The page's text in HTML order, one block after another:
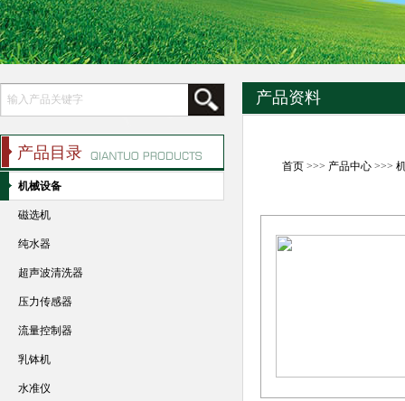
产品资料
首页>>> 产品中心>>>
产品目录
机械设备
磁选机
纯水器
超声波清洗器
压力传感器
流量控制器
乳钵机
水准仪